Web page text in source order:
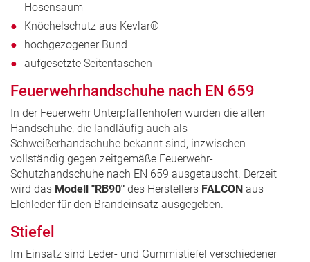
Hosensaum
Knöchelschutz aus Kevlar®
hochgezogener Bund
aufgesetzte Seitentaschen
Feuerwehrhandschuhe nach EN 659
In der Feuerwehr Unterpfaffenhofen wurden die alten
Handschuhe, die landläufig auch als
Schweißerhandschuhe bekannt sind, inzwischen
vollständig gegen zeitgemäße Feuerwehr-
Schutzhandschuhe nach EN 659 ausgetauscht. Derzeit
wird das Modell "RB90" des Herstellers FALCON aus
Elchleder für den Brandeinsatz ausgegeben.
Stiefel
Im Einsatz sind Leder- und Gummistiefel verschiedener